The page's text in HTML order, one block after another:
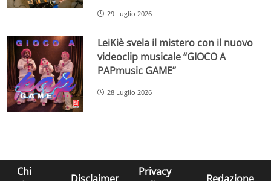
29 Luglio 2026
LeiKiè svela il mistero con il nuovo
videoclip musicale “GIOCO A
PAPmusic GAME”
28 Luglio 2026
Chi
Privacy